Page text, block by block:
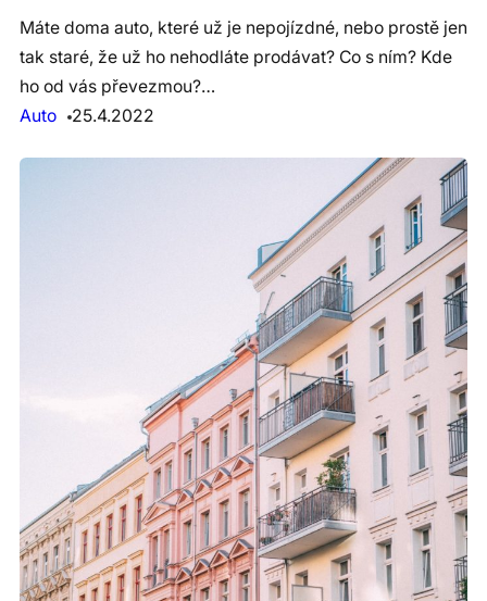
Máte doma auto, které už je nepojízdné, nebo prostě jen
tak staré, že už ho nehodláte prodávat? Co s ním? Kde
ho od vás převezmou?…
Auto
25.4.2022